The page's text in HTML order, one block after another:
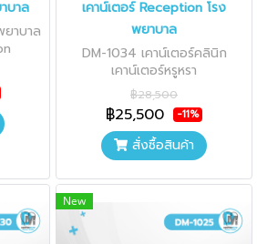
บาล
ยาบาล
เคาน์เตอร์ Reception โรง
พยาบาล
DM-1034 เคาน์เตอร์คลินิก
เคาน์เตอร์หรูหรา
฿28,500
฿25,500 -11%
สั่งซื้อสินค้า
New